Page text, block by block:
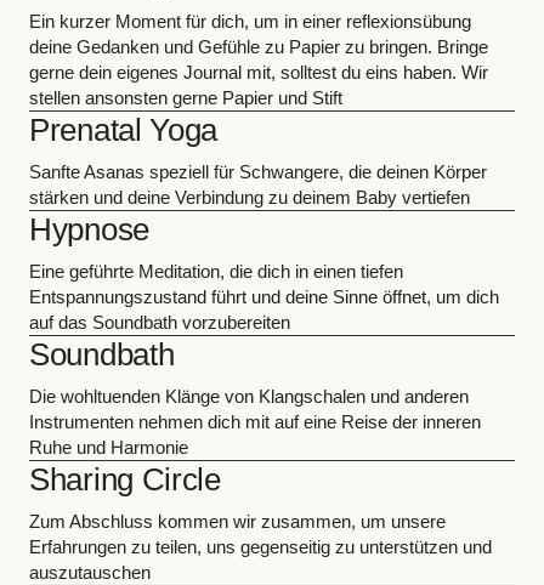
Ein kurzer Moment für dich, um in einer reflexionsübung
deine Gedanken und Gefühle zu Papier zu bringen. Bringe
gerne dein eigenes Journal mit, solltest du eins haben. Wir
stellen ansonsten gerne Papier und Stift
Prenatal Yoga
Sanfte Asanas speziell für Schwangere, die deinen Körper
stärken und deine Verbindung zu deinem Baby vertiefen
Hypnose
Eine geführte Meditation, die dich in einen tiefen
Entspannungszustand führt und deine Sinne öffnet, um dich
auf das Soundbath vorzubereiten
Soundbath
Die wohltuenden Klänge von Klangschalen und anderen
Instrumenten nehmen dich mit auf eine Reise der inneren
Ruhe und Harmonie
Sharing Circle
Zum Abschluss kommen wir zusammen, um unsere
Erfahrungen zu teilen, uns gegenseitig zu unterstützen und
auszutauschen